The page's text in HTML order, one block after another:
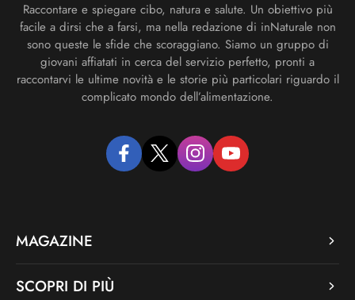
Raccontare e spiegare cibo, natura e salute. Un obiettivo più
facile a dirsi che a farsi, ma nella redazione di inNaturale non
sono queste le sfide che scoraggiano. Siamo un gruppo di
giovani affiatati in cerca del servizio perfetto, pronti a
raccontarvi le ultime novità e le storie più particolari riguardo il
complicato mondo dell’alimentazione.
facebooktwitter instagramyoutube
MAGAZINE
SCOPRI DI PIÙ